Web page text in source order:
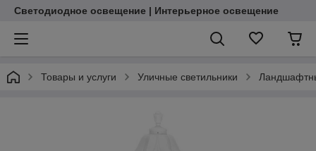
Светодиодное освещение | Интерьерное освещение
Товары и услуги Уличные светильники